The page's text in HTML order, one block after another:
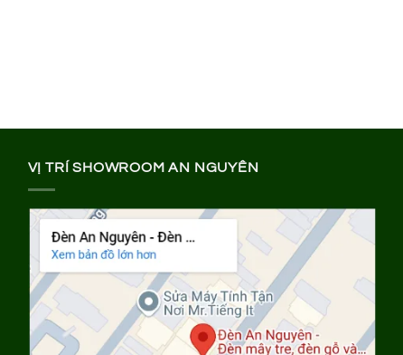
VỊ TRÍ SHOWROOM AN NGUYÊN